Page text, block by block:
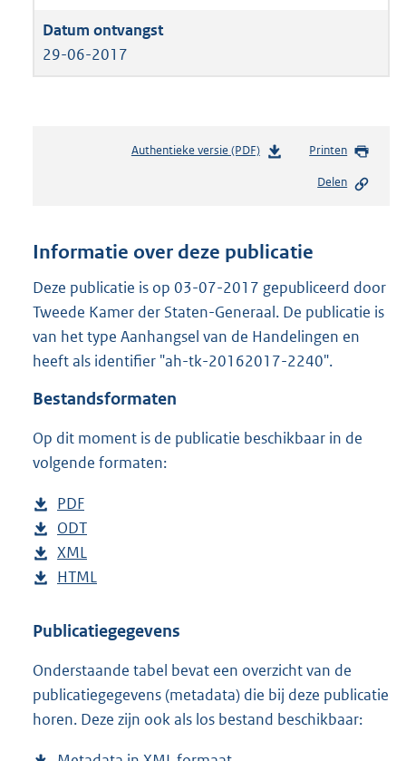
29-06-2017
Authentieke versie (PDF)b
n
s
r
o
o
:
Printen
Delen
Informatie over deze publicatie
Deze publicatie is op 03-07-2017 gepubliceerd door
Tweede Kamer der Staten-Generaal. De publicatie is
van het type Aanhangsel van de Handelingen en
heeft als identifier "ah-tk-20162017-2240".
Bestandsformaten
Op dit moment is de publicatie beschikbaar in de
volgende formaten:
D
o
w
n
o
d
p
u
PDF
e
s
t
n
s
g
r
D
o
w
l
a
d
p
ODT
s
a
d
s
g
D
o
n
o
a
d
XML
e
t
n
d
s
D
w
l
o
a
HTML
s
a
n
d
Publicatiegegevens
Onderstaande tabel bevat een overzicht van de
publicatiegegevens (metadata) die bij deze publicatie
horen. Deze zijn ook als los bestand beschikbaar: